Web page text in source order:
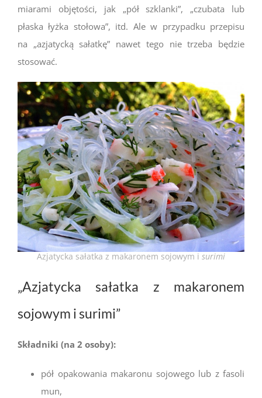
miarami objętości, jak „pół szklanki”, „czubata lub
płaska łyżka stołowa”, itd. Ale w przypadku przepisu
na „azjatycką sałatkę” nawet tego nie trzeba będzie
stosować.
Azjatycka sałatka z makaronem sojowym i surimi
„Azjatycka sałatka z makaronem
sojowym i surimi”
Składniki (na 2 osoby):
pół opakowania makaronu sojowego lub z fasoli
mun,